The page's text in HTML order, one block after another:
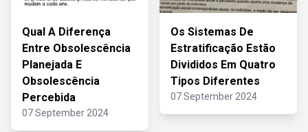
Qual A Diferença
Entre Obsolescência
Planejada E
Obsolescência
Percebida
07 September 2024
Os Sistemas De
Estratificação Estão
Divididos Em Quatro
Tipos Diferentes
07 September 2024